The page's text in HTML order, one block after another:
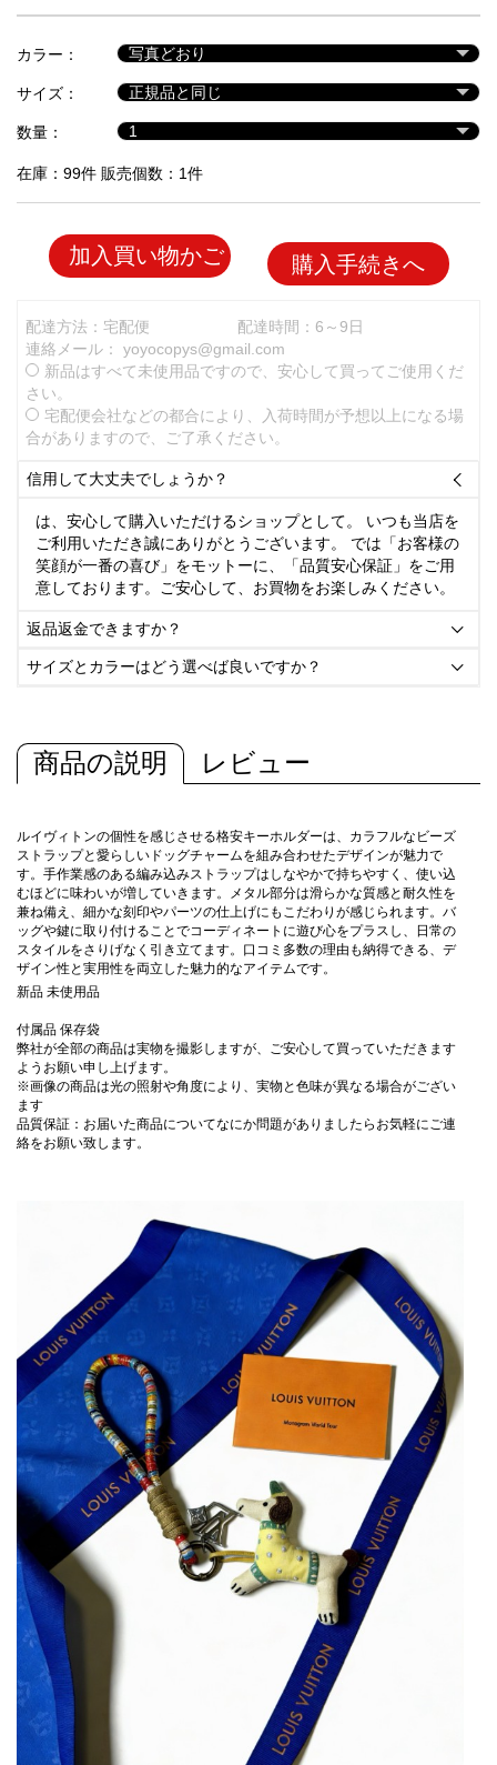
セ
ル
品
カラー：
サイズ：
数量：
在庫：99件 販売個数：1件
加入買い物かご 購入手続きへ
配達方法：宅配便
配達時間：6～9日
連絡メール： yoyocopys@gmail.com
新品はすべて未使用品ですので、安心して買ってご使用くだ
さい。
宅配便会社などの都合により、入荷時間が予想以上になる場
合がありますので、ご了承ください。
信用して大丈夫でしょうか？ 
は、安心して購入いただけるショップとして。 いつも当店を
ご利用いただき誠にありがとうございます。 では「お客様の
笑顔が一番の喜び」をモットーに、「品質安心保証」をご用
意しております。ご安心して、お買物をお楽しみください。
返品返金できますか？ 
サイズとカラーはどう選べば良いですか？ 
商品の説明 レビュー
ルイヴィトンの個性を感じさせる格安キーホルダーは、カラフルなビーズ
ストラップと愛らしいドッグチャームを組み合わせたデザインが魅力で
す。手作業感のある編み込みストラップはしなやかで持ちやすく、使い込
むほどに味わいが増していきます。メタル部分は滑らかな質感と耐久性を
兼ね備え、細かな刻印やパーツの仕上げにもこだわりが感じられます。バ
ッグや鍵に取り付けることでコーディネートに遊び心をプラスし、日常の
スタイルをさりげなく引き立てます。口コミ多数の理由も納得できる、デ
ザイン性と実用性を両立した魅力的なアイテムです。
新品 未使用品
付属品 保存袋
弊社が全部の商品は実物を撮影しますが、ご安心して買っていただきます
ようお願い申し上げます。
※画像の商品は光の照射や角度により、実物と色味が異なる場合がござい
ます
品質保証：お届いた商品についてなにか問題がありましたらお気軽にご連
絡をお願い致します。